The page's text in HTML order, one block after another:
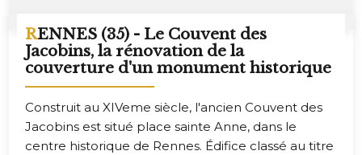
RENNES (35) - Le Couvent des
Jacobins, la rénovation de la
couverture d'un monument historique
Construit au XIVeme siècle, l'ancien Couvent des
Jacobins est situé place sainte Anne, dans le
centre historique de Rennes. Édifice classé au titre